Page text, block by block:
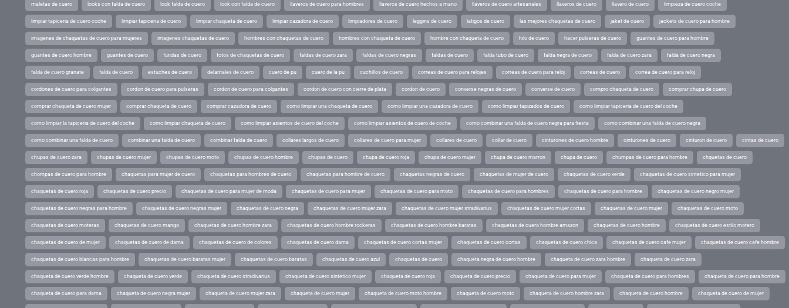
maletas de cuero looks con falda de cuero look falda de cuero look con falda de cuero llaveros de cuero para hombres llaveros de cuero hechos a mano llaveros de cuero artesanales llaveros de cuero llavero de cuero limpieza de cuero coche
limpiar tapiceria de cuero coche limpiar tapiceria de cuero limpiar chaqueta de cuero limpiar cazadora de cuero limpiadores de cuero leggins de cuero latigos de cuero las mejores chaquetas de cuero jaket de cuero jackets de cuero para hombre
imagenes de chaquetas de cuero para mujeres imagenes chaquetas de cuero hombres con chaquetas de cuero hombres con chaqueta de cuero hombre con chaqueta de cuero hilo de cuero hacer pulseras de cuero guantes de cuero para hombre
guantes de cuero hombre guantes de cuero fundas de cuero fotos de chaquetas de cuero faldas de cuero zara faldas de cuero negras faldas de cuero falda tubo de cuero falda negra de cuero falda de cuero zara falda de cuero negra
falda de cuero granate falda de cuero estuches de cuero delantales de cuero cuero de pu cuero de la pu cuchillos de cuero correas de cuero para relojes correas de cuero para reloj correas de cuero correa de cuero para reloj
cordones de cuero para colgantes cordon de cuero para pulseras cordon de cuero para colgantes cordon de cuero con cierre de plata cordon de cuero converse negras de cuero converse de cuero compro chaqueta de cuero comprar chupa de cuero
comprar chaqueta de cuero mujer comprar chaqueta de cuero comprar cazadora de cuero como limpiar una chaqueta de cuero como limpiar una cazadora de cuero como limpiar tapizados de cuero como limpiar tapiceria de cuero del coche
como limpiar la tapiceria de cuero del coche como limpiar chaqueta de cuero como limpiar asientos de cuero del coche como limpiar asientos de cuero de coche como combinar una falda de cuero negra para fiesta como combinar una falda de cuero negra
como combinar una falda de cuero combinar una falda de cuero combinar falda de cuero collares largos de cuero collares de cuero para mujer collares de cuero collar de cuero cinturones de cuero hombre cinturones de cuero cinturon de cuero cintas de cuero
chupas de cuero zara chupas de cuero mujer chupas de cuero moto chupas de cuero hombre chupas de cuero chupa de cuero roja chupa de cuero mujer chupa de cuero marron chupa de cuero chumpas de cuero para hombre chquetas de cuero
chompas de cuero para hombre chaquetas para mujer de cuero chaquetas para hombres de cuero chaquetas para hombre de cuero chaquetas negras de cuero chaquetas de mujer de cuero chaquetas de cuero verde chaquetas de cuero sintetico para mujer
chaquetas de cuero roja chaquetas de cuero precio chaquetas de cuero para mujer de moda chaquetas de cuero para mujer chaquetas de cuero para moto chaquetas de cuero para hombres chaquetas de cuero para hombre chaquetas de cuero negro mujer
chaquetas de cuero negras para hombre chaquetas de cuero negras mujer chaquetas de cuero negra chaquetas de cuero mujer zara chaquetas de cuero mujer stradivarius chaquetas de cuero mujer cortas chaquetas de cuero mujer chaquetas de cuero moto
chaquetas de cuero moteras chaquetas de cuero mango chaquetas de cuero hombre zara chaquetas de cuero hombre rockeras chaquetas de cuero hombre baratas chaquetas de cuero hombre amazon chaquetas de cuero hombre chaquetas de cuero estilo motero
chaquetas de cuero de mujer chaquetas de cuero de dama chaquetas de cuero de colores chaquetas de cuero dama chaquetas de cuero cortas mujer chaquetas de cuero cortas chaquetas de cuero chica chaquetas de cuero cafe mujer chaquetas de cuero cafe hombre
chaquetas de cuero blancas para hombre chaquetas de cuero baratas mujer chaquetas de cuero baratas chaquetas de cuero azul chaquetas de cuero chaqueta negra de cuero hombre chaqueta de cuero zara hombre chaqueta de cuero zara
chaqueta de cuero verde hombre chaqueta de cuero verde chaqueta de cuero stradivarius chaqueta de cuero sintetico mujer chaqueta de cuero roja chaqueta de cuero precio chaqueta de cuero para mujer chaqueta de cuero para hombres chaqueta de cuero para hombre
chaqueta de cuero para dama chaqueta de cuero negra mujer chaqueta de cuero mujer zara chaqueta de cuero mujer chaqueta de cuero moto hombre chaqueta de cuero moto chaqueta de cuero hombre zara chaqueta de cuero hombre chaqueta de cuero de mujer